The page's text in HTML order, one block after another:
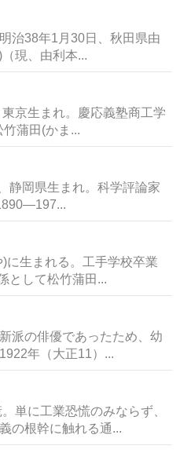
治38年1月30日、秋田県由
現、由利本...
京生まれ。慶応義塾商工学
蒲田(かま...
静岡県生まれ。科学評論家
に生まれる。工手学校卒業
して松竹蒲田...
派の俳優であったため、幼
年（大正11）...
単に工業恐慌のみならず、
の根幹に触れる通...